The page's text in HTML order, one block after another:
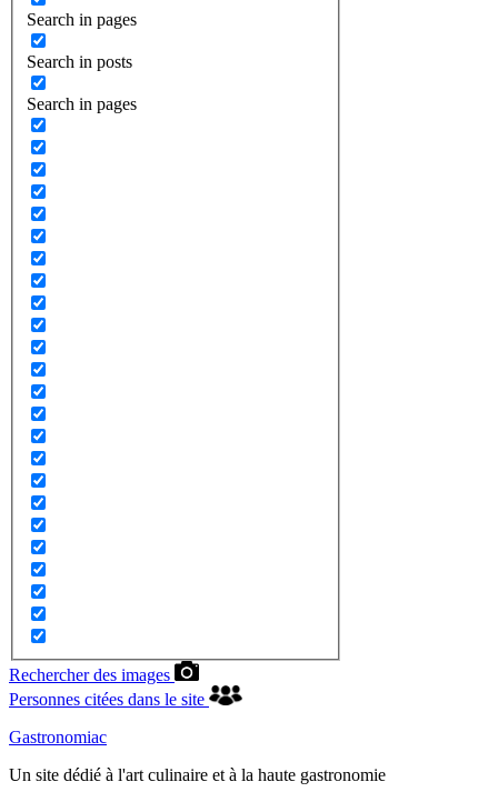
Search in pages
Search in posts
Search in pages
Rechercher des images
Personnes citées dans le site
Gastronomiac
Un site dédié à l'art culinaire et à la haute gastronomie